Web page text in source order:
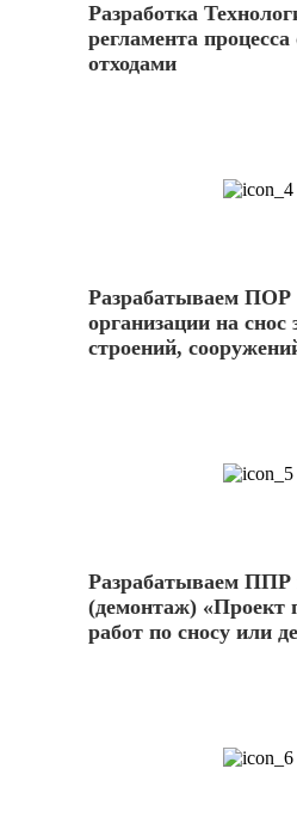
Разработка
регламента
отходами
Разрабатываем ПОР
организации на снос
строений,
Разрабатываем ППР
(демонтаж) «Проект
работ по сносу или